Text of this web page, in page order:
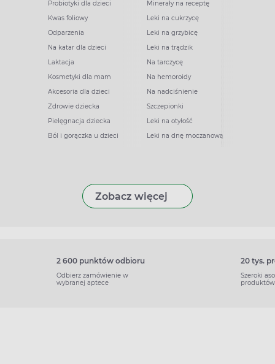
Probiotyki dla dzieci
Kwas foliowy
Odparzenia
Na katar dla dzieci
Laktacja
Kosmetyki dla mam
Akcesoria dla dzieci
Zdrowie dziecka
Pielęgnacja dziecka
Ból i gorączka u dzieci
Minerały na receptę
Leki na cukrzycę
Leki na grzybicę
Leki na trądzik
Na tarczycę
Na hemoroidy
Na nadciśnienie
Szczepionki
Leki na otyłość
Leki na dnę moczanową
Zobacz więcej
2 600 punktów odbioru
Odbierz zamówienie w
wybranej aptece
20 tys.
Szeroki
produktów